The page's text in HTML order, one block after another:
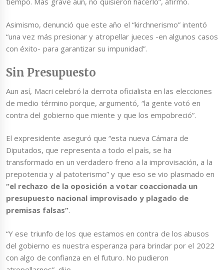
Asimismo, denunció que este año el “kirchnerismo” intentó
“una vez más presionar y atropellar jueces -en algunos casos
con éxito- para garantizar su impunidad”.
Sin Presupuesto
Aun así, Macri celebró la derrota oficialista en las elecciones
de medio término porque, argumentó, “la gente votó en
contra del gobierno que miente y que los empobreció”.
El expresidente aseguró que “esta nueva Cámara de
Diputados, que representa a todo el país, se ha
transformado en un verdadero freno a la improvisación, a la
prepotencia y al patoterismo” y que eso se vio plasmado en
“el rechazo de la oposición a votar coaccionada un
presupuesto nacional improvisado y plagado de
premisas falsas”.
“Y ese triunfo de los que estamos en contra de los abusos
del gobierno es nuestra esperanza para brindar por el 2022
con algo de confianza en el futuro. No pudieron